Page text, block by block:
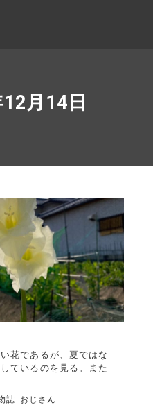
月14日
花であるが、夏ではな
ているのを見る。また
誌 おじさん